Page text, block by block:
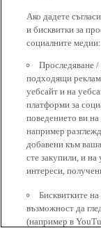
Ако дадете
и бисквитки за
социалните медии:
Проследяване
подходящи
уебсайт и на
платформи за
поведението ви
например
добавени към
сте закупили, и
интереси,
Бисквитките
възможност да
(например в